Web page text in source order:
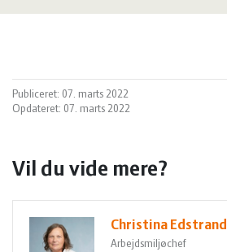
Publiceret: 07. marts 2022
Opdateret: 07. marts 2022
Vil du vide mere?
Christina Edstrand
Arbejdsmiljøchef